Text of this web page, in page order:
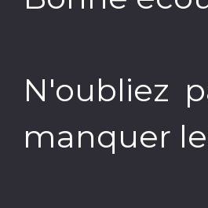
N'oubliez
manquer